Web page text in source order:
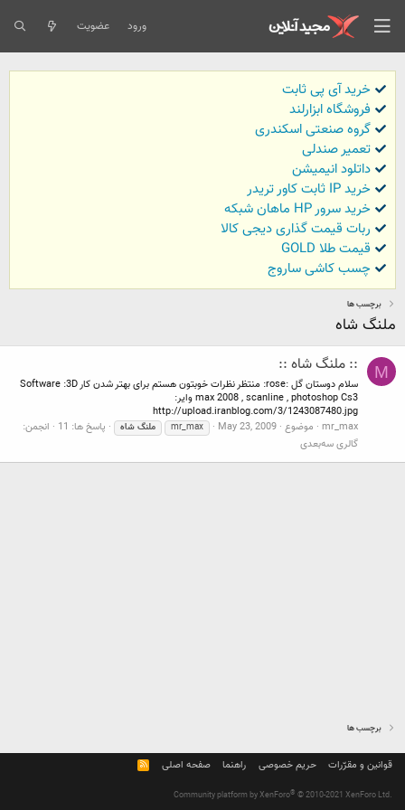
ورود عضویت
خرید آی پی ثابت
فروشگاه ابزارلند
گروه صنعتی اسکندری
تعمیر صندلی
داتلود انیمیشن
خرید IP ثابت کاور تریدر
خرید سرور HP ماهان شبکه
ربات قیمت گذاری دیجی کالا
قیمت طلا GOLD
چسب کاشی ساروج
برچسب ها
ملنگ شاه
M :: ملنگ شاه ::
سلام دوستان گل :rose: منتظر نظرات خوبتون هستم برای بهتر شدن کار Software :3D
max 2008 , scanline , photoshop Cs3 وایر:
http://upload.iranblog.com/3/1243087480.jpg
mr_max موضوع May 23, 2009
mr_max ملنگ شاه پاسخ ها: 11
انجمن:
گالری سه‌بعدی
برچسب ها
قوانین و مقرّرات حریم خصوصی راهنما صفحه اصلی
R
S
Community platform by XenForo® © 2010-2021 XenForo Ltd.